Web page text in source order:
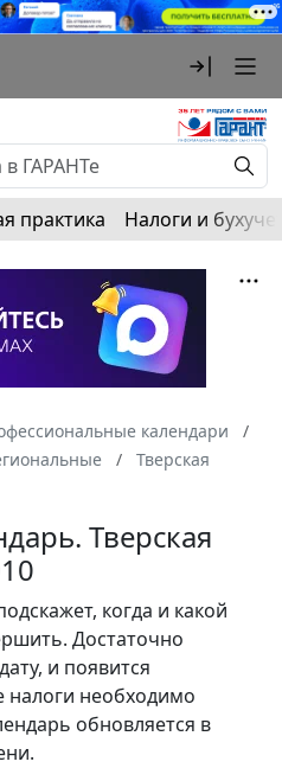
практика Налоги и
календари
Тверская
Тверская
когда и какой
Достаточно
и появится
необходимо
обновляется в